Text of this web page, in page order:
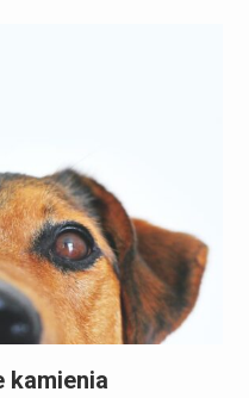
kamienia